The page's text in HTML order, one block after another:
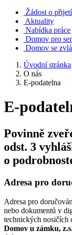
Žádost o přijetí
Aktuality
Nabídka práce
Domov pro
Domov se
Úvodní stránka
O nás
E-podatelna
E-
Povinně
odst. 3
o
Adresa pro
Adresa pro
nebo dokumentů v
technických nosičích
Domov u zámku,